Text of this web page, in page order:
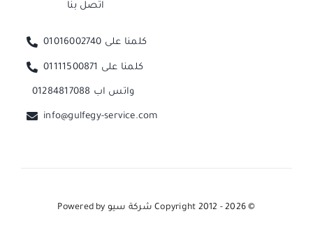
اتصل بنا
كلمنا على 01016002740
كلمنا على 01111500871
واتس اب 01284817088
info@gulfegy-service.com
© Copyright 2012 - 2026 شركة سيو